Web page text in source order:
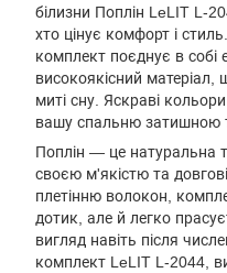
білизни Поплін LeLIT L-
хто цінує комфорт і
комплект поєднує в собі
високоякісний
миті сну. Яскраві
вашу спальню затишною
Поплін — це натуральна
своєю м'якістю та
плетінню волокон,
дотик, але й легко
вигляд навіть після
комплект LeLIT L-2044,